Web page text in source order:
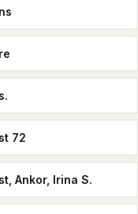
72
Ankor, Irina S.